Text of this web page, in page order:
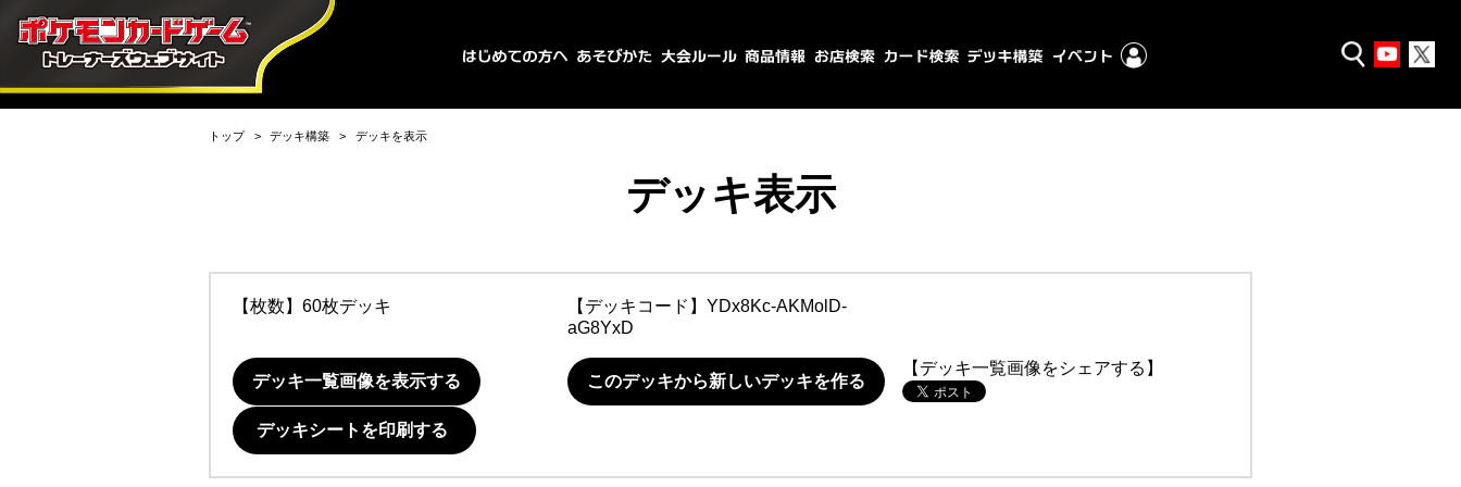
トップ デッキ構築 デッキを表示
デッキ表示
【枚数】60枚デッキ 【デッキコード】 YDx8Kc-AKMolD-
aG8YxD
デッキ一覧画像を表示する このデッキから新しいデッキを作る
【デッキ一覧画像をシェアする】
デッキシートを印刷する